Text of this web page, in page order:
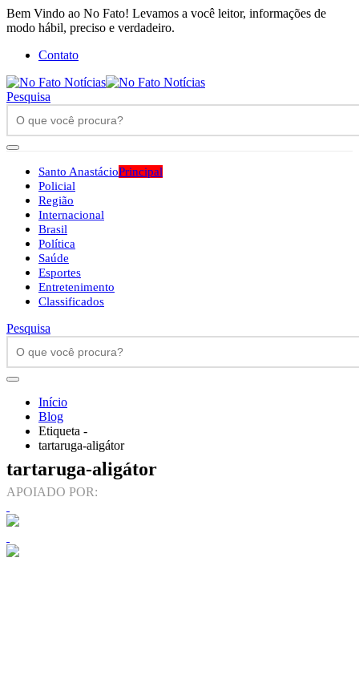
Bem Vindo ao No Fato! Levamos a você leitor, informações de
modo hábil, preciso e verdadeiro.
Contato
Pesquisa
Santo AnastácioPrincipal
Policial
Região
Internacional
Brasil
Política
Saúde
Esportes
Entretenimento
Classificados
Pesquisa
Início
Blog
Etiqueta -
tartaruga-aligátor
tartaruga-aligátor
APOIADO POR: